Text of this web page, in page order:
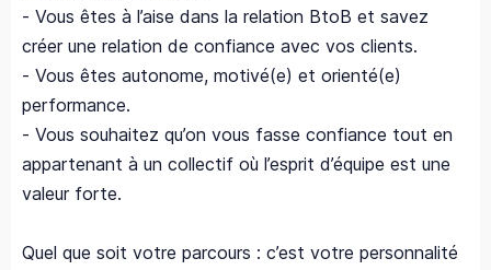
- Vous êtes à l’aise dans la relation BtoB et savez
créer une relation de confiance avec vos clients.
- Vous êtes autonome, motivé(e) et orienté(e)
performance.
- Vous souhaitez qu’on vous fasse confiance tout en
appartenant à un collectif où l’esprit d’équipe est une
valeur forte.
Quel que soit votre parcours : c’est votre personnalité